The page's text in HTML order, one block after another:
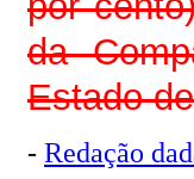
da
Estado
- Redação